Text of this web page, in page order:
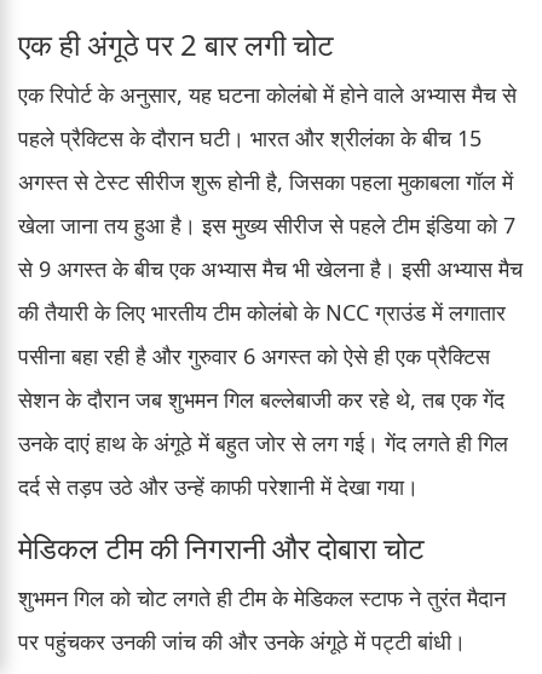
एक ही अंगूठे पर 2 बार लगी चोट
एक रिपोर्ट के अनुसार, यह घटना कोलंबो में होने वाले अभ्यास मैच से
पहले प्रैक्टिस के दौरान घटी। भारत और श्रीलंका के बीच 15
अगस्त से टेस्ट सीरीज शुरू होनी है, जिसका पहला मुकाबला गॉल में
खेला जाना तय हुआ है। इस मुख्य सीरीज से पहले टीम इंडिया को 7
से 9 अगस्त के बीच एक अभ्यास मैच भी खेलना है। इसी अभ्यास मैच
की तैयारी के लिए भारतीय टीम कोलंबो के NCC ग्राउंड में लगातार
पसीना बहा रही है और गुरुवार 6 अगस्त को ऐसे ही एक प्रैक्टिस
सेशन के दौरान जब शुभमन गिल बल्लेबाजी कर रहे थे, तब एक गेंद
उनके दाएं हाथ के अंगूठे में बहुत जोर से लग गई। गेंद लगते ही गिल
दर्द से तड़प उठे और उन्हें काफी परेशानी में देखा गया।
मेडिकल टीम की निगरानी और दोबारा चोट
शुभमन गिल को चोट लगते ही टीम के मेडिकल स्टाफ ने तुरंत मैदान
पर पहुंचकर उनकी जांच की और उनके अंगूठे में पट्टी बांधी।